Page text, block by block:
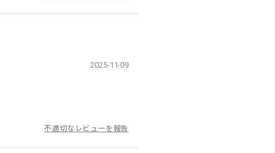
2025-11-09
不適切なレビューを報告